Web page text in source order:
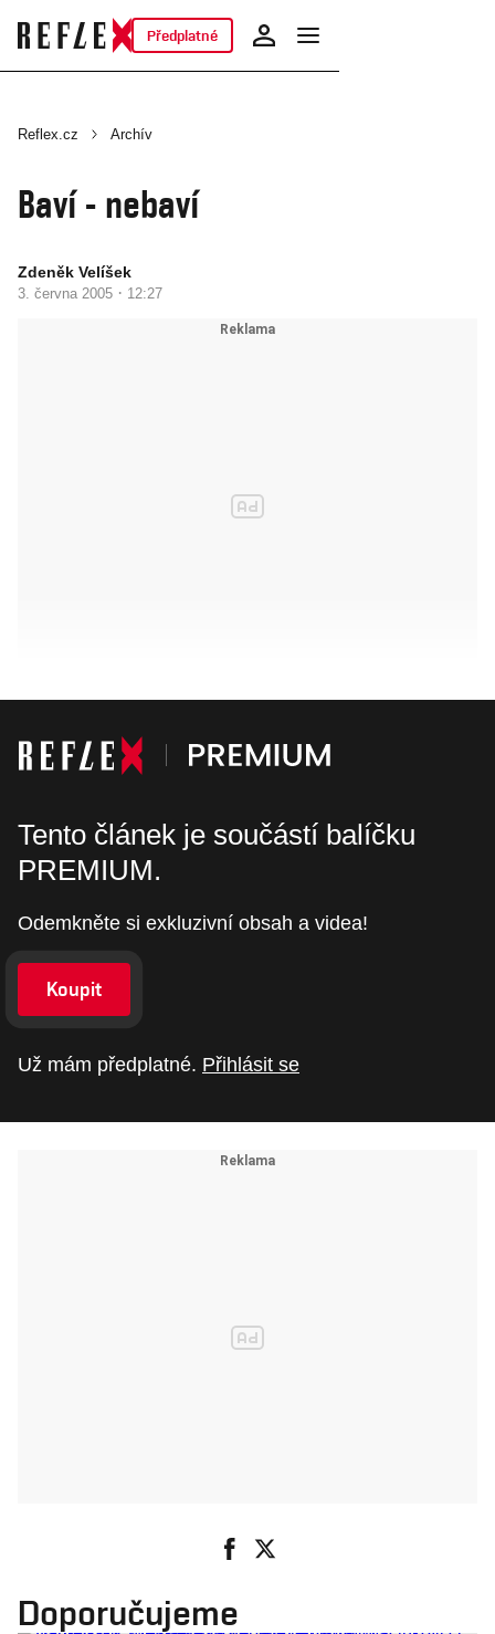
Předplatné
Reflex.cz Archív
Baví - nebaví
Zdeněk Velíšek
3. června 2005 · 12:27
Tento článek je součástí balíčku
PREMIUM.
Odemkněte si exkluzivní obsah a videa!
Koupit
Už mám předplatné. Přihlásit se
Doporučujeme